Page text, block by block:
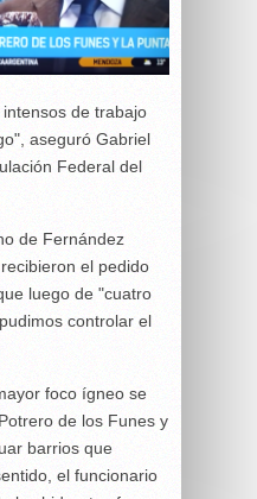
de trabajo
aseguró Gabriel
Federal del
de Fernández
el pedido
luego de "cuatro
controlar el
foco ígneo se
de los Funes y
barrios que
el funcionario